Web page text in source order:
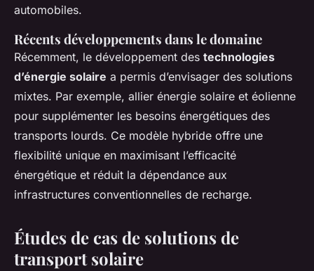
automobiles.
Récents développements dans le domaine
Récemment, le développement des technologies
d’énergie solaire a permis d’envisager des solutions
mixtes. Par exemple, allier énergie solaire et éolienne
pour supplémenter les besoins énergétiques des
transports lourds. Ce modèle hybride offre une
flexibilité unique en maximisant l’efficacité
énergétique et réduit la dépendance aux
infrastructures conventionnelles de recharge.
Études de cas de solutions de
transport solaire